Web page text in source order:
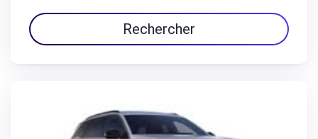
Rechercher